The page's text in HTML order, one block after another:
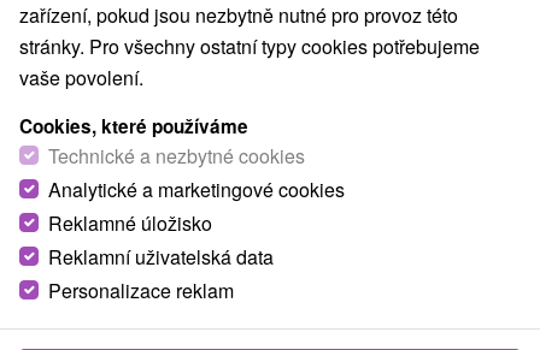
Drevenica Lúčny hríb Liptovská Štiavnica
Liptovská Štiavnica
zařízení, pokud jsou nezbytně nutné pro provoz této
stránky. Pro všechny ostatní typy cookies potřebujeme
vaše povolení.
Cookies, které používáme
Technické a nezbytné cookies
Analytické a marketingové cookies
Reklamné úložisko
Reklamní uživatelská data
Personalizace reklam